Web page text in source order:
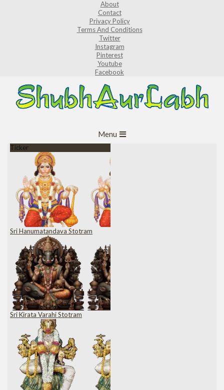
About
Contact
Privacy Policy
Terms And Conditions
Twitter
Instagram
Pinterest
Youtube
Facebook
Navigation
Menu
Ticker
Sri Hanumatandava Stotram
Sri Kirata Varahi Stotram